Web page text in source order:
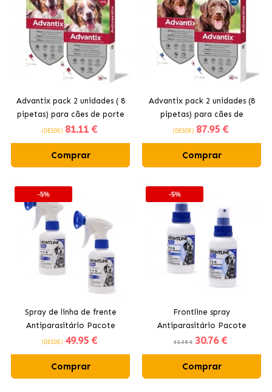
Advantix pack 2 unidades ( 8
pipetas) para cães de porte
médio (10-25kg)
(DESDE) 81.11 €
Comprar
Advantix pack 2 unidades (8
pipetas) para cães de
grande porte (+25kg)
(DESDE) 87.95 €
Comprar
-5%
Spray de linha de frente
Antiparasitário Pacote
2x250ml
(DESDE) 49.95 €
Comprar
-5%
Frontline spray
Antiparasitário Pacote
2x100ml
32.38 € 30.76 €
Comprar